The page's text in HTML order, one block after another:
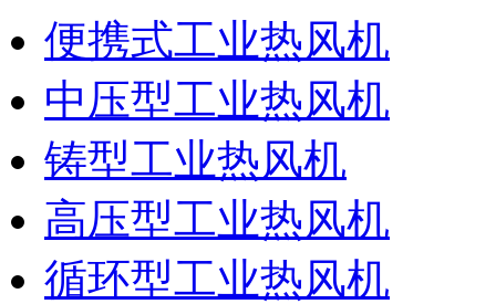
便携式工业热风机
中压型工业热风机
铸型工业热风机
高压型工业热风机
循环型工业热风机